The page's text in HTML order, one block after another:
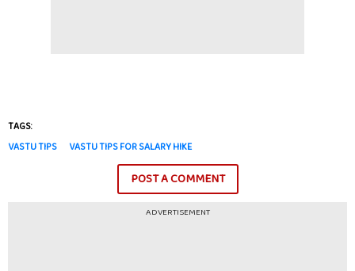
TAGS:
VASTU TIPS
VASTU TIPS FOR SALARY HIKE
POST A COMMENT
ADVERTISEMENT